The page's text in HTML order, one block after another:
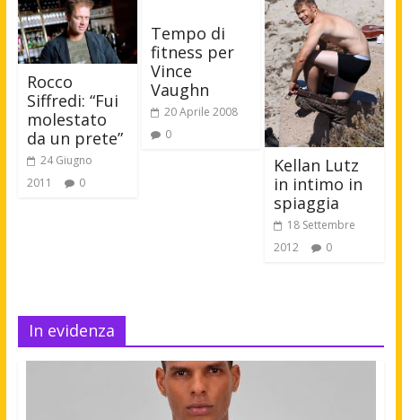
Rocco
Siffredi: “Fui
molestato
da un prete”
24 Giugno
2011
0
Tempo di
fitness per
Vince
Vaughn
20 Aprile 2008
0
Kellan Lutz
in intimo in
spiaggia
18 Settembre
2012
0
In evidenza